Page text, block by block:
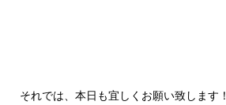
それでは、本日も宜しくお願い致します！